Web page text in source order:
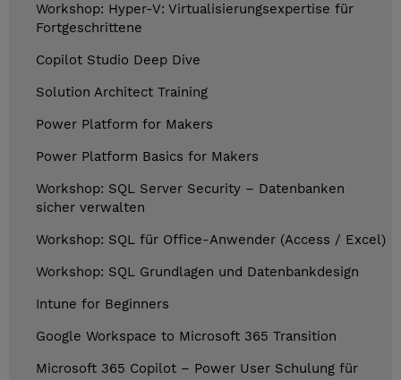
Workshop: Hyper-V: Virtualisierungsexpertise für
Fortgeschrittene
Copilot Studio Deep Dive
Solution Architect Training
Power Platform for Makers
Power Platform Basics for Makers
Workshop: SQL Server Security – Datenbanken
sicher verwalten
Workshop: SQL für Office-Anwender (Access / Excel)
Workshop: SQL Grundlagen und Datenbankdesign
Intune for Beginners
Google Workspace to Microsoft 365 Transition
Microsoft 365 Copilot – Power User Schulung für